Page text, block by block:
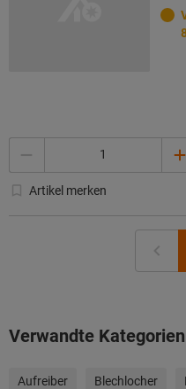
Artikel merken
Verwandte Kategorien
Aufreiber Blechlocher